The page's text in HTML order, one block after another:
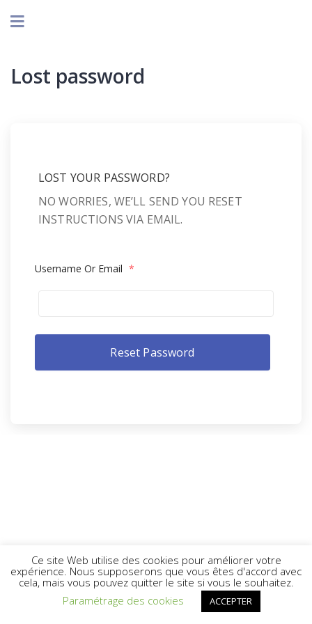
Lost password
LOST YOUR PASSWORD?
NO WORRIES, WE’LL SEND YOU RESET
INSTRUCTIONS VIA EMAIL.
Username Or Email *
Ce site Web utilise des cookies pour améliorer votre
expérience. Nous supposerons que vous êtes d'accord avec
cela, mais vous pouvez quitter le site si vous le souhaitez.
Paramétrage des cookies
ACCEPTER